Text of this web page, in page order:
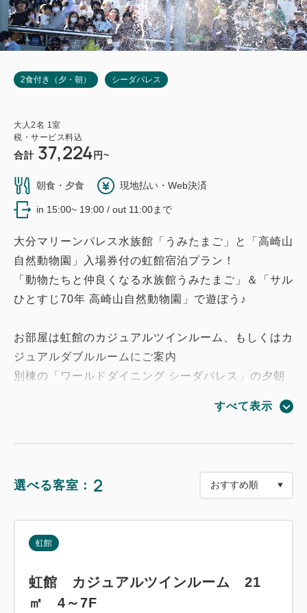
2食付き（夕・朝） シーダパレス
大人 2名 1 室
税・サービス料込
合計 37,224 円~
朝食・夕食 現地払い・Web決済
in 15:00~ 19:00 / out 11:00まで
大分マリーンパレス水族館「うみたまご」と「高崎山
自然動物園」入場券付の虹館宿泊プラン！
「動物たちと仲良くなる水族館うみたまご」＆「サル
ひとすじ70年 高崎山自然動物園」で遊ぼう♪
お部屋は虹館のカジュアルツインルーム、もしくはカ
ジュアルダブルルームにご案内
別棟の「ワールドダイニング シーダパレス」の夕朝
ゴールデンウィーク・お盆期間は営業時間を変更する
確認ください。
たします。
※有効期間はチェックイン日〜チェックアウト日ま
すべて表示
選べる客室： 2
虹館
虹館 カジュアルツインルーム 21
㎡ 4～7F